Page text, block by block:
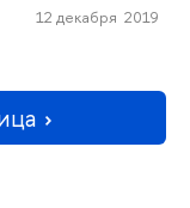
12 декабря 2019